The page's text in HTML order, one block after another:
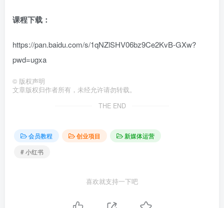
课程下载：
https://pan.baidu.com/s/1qNZlSHV06bz9Ce2KvB-GXw?
pwd=ugxa
© 版权声明
文章版权归作者所有，未经允许请勿转载。
THE END
会员教程 创业项目
新媒体运营
# 小红书
喜欢就支持一下吧